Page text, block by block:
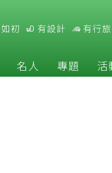
初 有設計 有行旅
名人 專題 活